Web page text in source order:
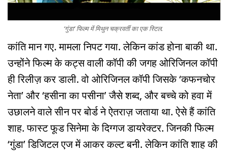
‘गुंडा’ फिल्म में मिथुन चक्रवर्ती का एक स्टिल.
कांति मान गए. मामला निपट गया. लेकिन कांड होना बाकी था.
उन्होंने फिल्म के कट्स वाली कॉपी की जगह ओरिजिनल कॉपी
ही रिलीज़ कर डाली. वो ओरिजिनल कॉपी जिसके ‘कफनचोर
नेता’ और ‘हसीना का पसीना’ जैसे शब्द, और बच्चे को हवा में
उछालने वाले सीन पर बोर्ड ने ऐतराज़ जताया था. ऐसे हैं कांति
शाह. फास्ट फूड सिनेमा के दिग्गज डायरेक्टर. जिनकी फिल्म
‘गुंडा’ डिजिटल एज में आकर कल्ट बनी. लेकिन कांति शाह की